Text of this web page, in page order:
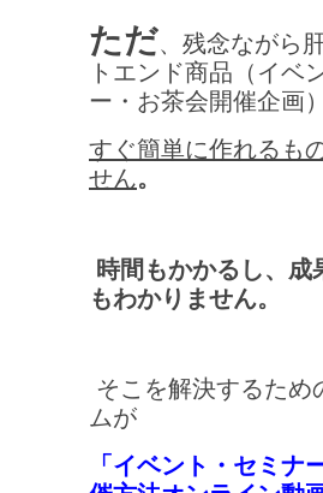
ただ、残念ながら
トエンド商品（イベ
ー・お茶会開催企画）
すぐ簡単に作れるも
せん。
時間もかかるし、成
もわかりません。
そこを解決するため
ムが
「イベント・セミナ